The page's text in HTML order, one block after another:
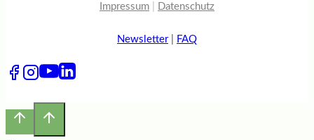
Impressum Datenschutz
Newsletter| FAQ